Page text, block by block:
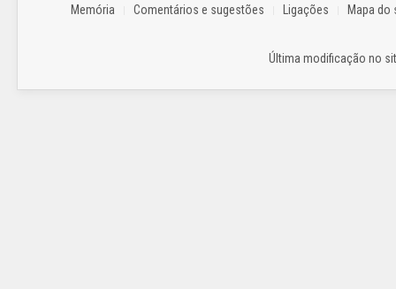
Memória Comentários e sugestões Ligações Mapa do
Última modificação no